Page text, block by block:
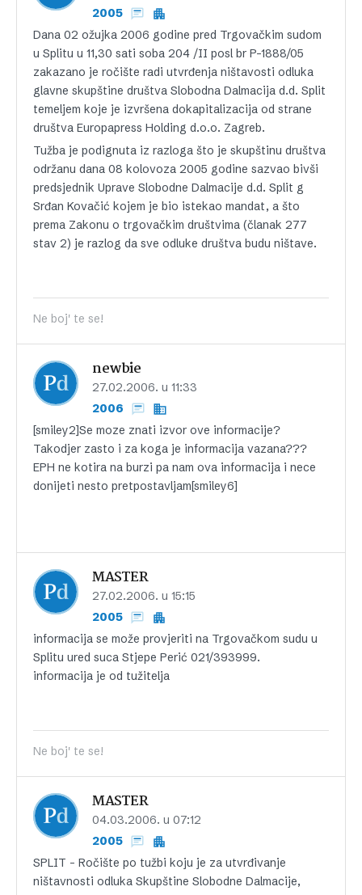
2005
Dana 02 ožujka 2006 godine pred Trgovačkim sudom
u Splitu u 11,30 sati soba 204 /II posl br P-1888/05
zakazano je ročište radi utvrđenja ništavosti odluka
glavne skupštine društva Slobodna Dalmacija d.d. Split
temeljem koje je izvršena dokapitalizacija od strane
društva Europapress Holding d.o.o. Zagreb.
Tužba je podignuta iz razloga što je skupštinu društva
održanu dana 08 kolovoza 2005 godine sazvao bivši
predsjednik Uprave Slobodne Dalmacije d.d. Split g
Srđan Kovačić kojem je bio istekao mandat, a što
prema Zakonu o trgovačkim društvima (članak 277
stav 2) je razlog da sve odluke društva budu ništave.
Ne boj' te se!
newbie
27.02.2006. u 11:33
2006
[smiley2]Se moze znati izvor ove informacije?
Takodjer zasto i za koga je informacija vazana???
EPH ne kotira na burzi pa nam ova informacija i nece
donijeti nesto pretpostavljam[smiley6]
MASTER
27.02.2006. u 15:15
2005
informacija se može provjeriti na Trgovačkom sudu u
Splitu ured suca Stjepe Perić 021/393999.
informacija je od tužitelja
Ne boj' te se!
MASTER
04.03.2006. u 07:12
2005
SPLIT – Ročište po tužbi koju je za utvrđivanje
ništavnosti odluka Skupštine Slobodne Dalmacije,